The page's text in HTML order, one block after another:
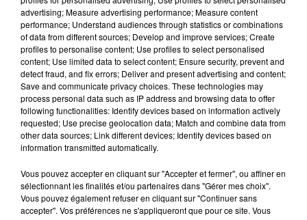
5 août 2026
À LA UNE : incendie à La
Rochelle, mégaferme de
saumons et succès...
Jeux Voir plus
Festival du Roi Arthur 2026 !
advertising; Measure advertising performance; Measure content
performance; Understand audiences through statistics or combinations
of data from different sources; Develop and improve services; Create
profiles to personalise content; Use profiles to select personalised
content; Use limited data to select content; Ensure security, prevent and
detect fraud, and fix errors; Deliver and present advertising and content;
Save and communicate privacy choices. These technologies may
process personal data such as IP address and browsing data to offer
following functionalities: Identify devices based on information actively
requested; Use precise geolocation data; Match and combine data from
other data sources; Link different devices; Identify devices based on
information transmitted automatically.
Vous pouvez accepter en cliquant sur "Accepter et fermer", ou affiner en
sélectionnant les finalités et/ou partenaires dans "Gérer mes choix".
Vous pouvez également refuser en cliquant sur "Continuer sans
accepter". Vos préférences ne s'appliqueront que pour ce site. Vous